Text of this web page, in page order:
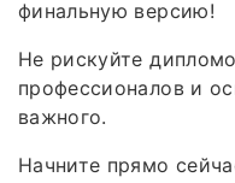
финальную версию!
Не рискуйте
профессионалов и
важного.
Начните прямо